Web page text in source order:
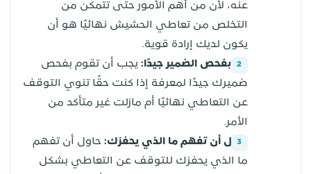
عنه، لأن من أهم الأمور حتى تتمكن من
التخلص من تعاطي الحشيش نهائيًا هو أن
يكون لديك إرادة قوية.
قم بفحص الضمير جيدًا: يجب أن تقوم بفحص
ضميرك جيدًا لمعرفة إذا كنت حقًا تنوي التوقف
عن التعاطي نهائيًا أم مازلت غير متأكد من
الأمر.
حاول أن تفهم ما الذي يحفزك: حاول أن تفهم
ما الذي يحفزك للتوقف عن التعاطي بشكل